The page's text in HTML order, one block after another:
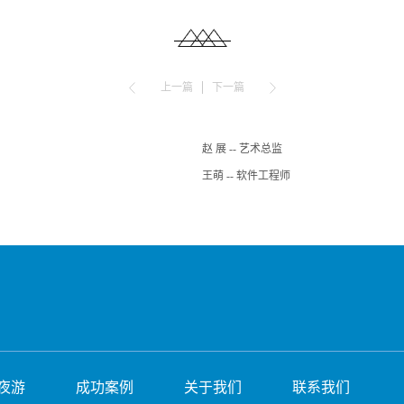
上一篇 下一篇
赵 展 -- 艺术总监
王萌 -- 软件工程师
游 成功案例 关于我们 联系我们